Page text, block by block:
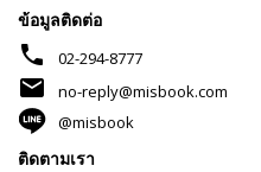
ข้อมูลติดต่อ
phone 02-294-8777
mail
no-reply@misbook.com
@misbook
ติดตามเรา